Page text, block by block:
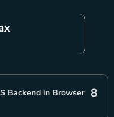
8
Backend in Browser